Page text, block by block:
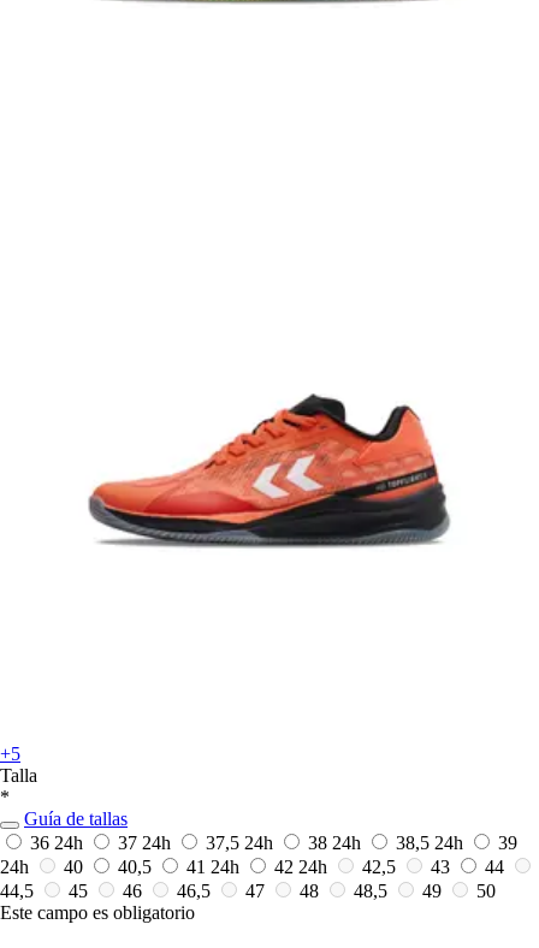
+5
Talla
*
Guía de tallas
36 24h 37 24h 37,5 24h 38 24h 38,5 24h
39
24h
40 40,5 41 24h 42 24h 42,5 43
44
44,5
45 46 46,5 47 48 48,5 49
50
Este campo es obligatorio